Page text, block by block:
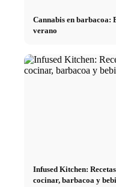
Cannabis en barbacoa:
verano
Infused Kitchen:
cocinar, barbacoa y